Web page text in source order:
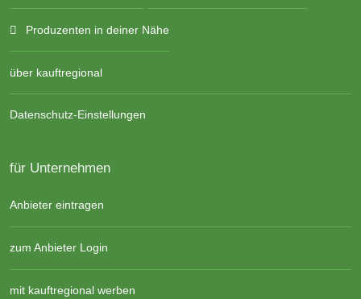
Produzenten in deiner Nähe
über kauftregional
Datenschutz-Einstellungen
für Unternehmen
Anbieter eintragen
zum Anbieter Login
mit kauftregional werben